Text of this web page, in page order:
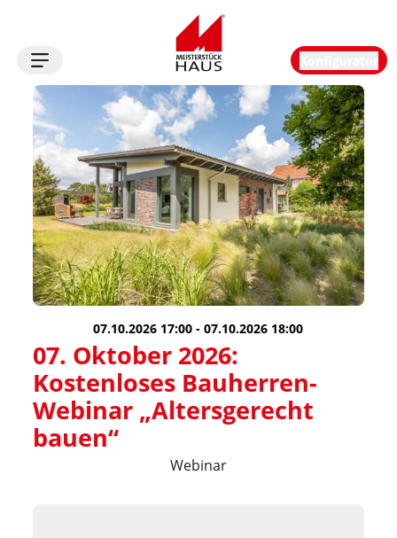
Logo
07. Oktober 2026:
Kostenloses Bauherren-
Webinar „Altersgerecht
bauen“
07.10.2026 17:00 - 07.10.2026 18:00
Webinar